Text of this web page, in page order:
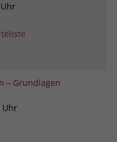
– Grundlagen
Uhr